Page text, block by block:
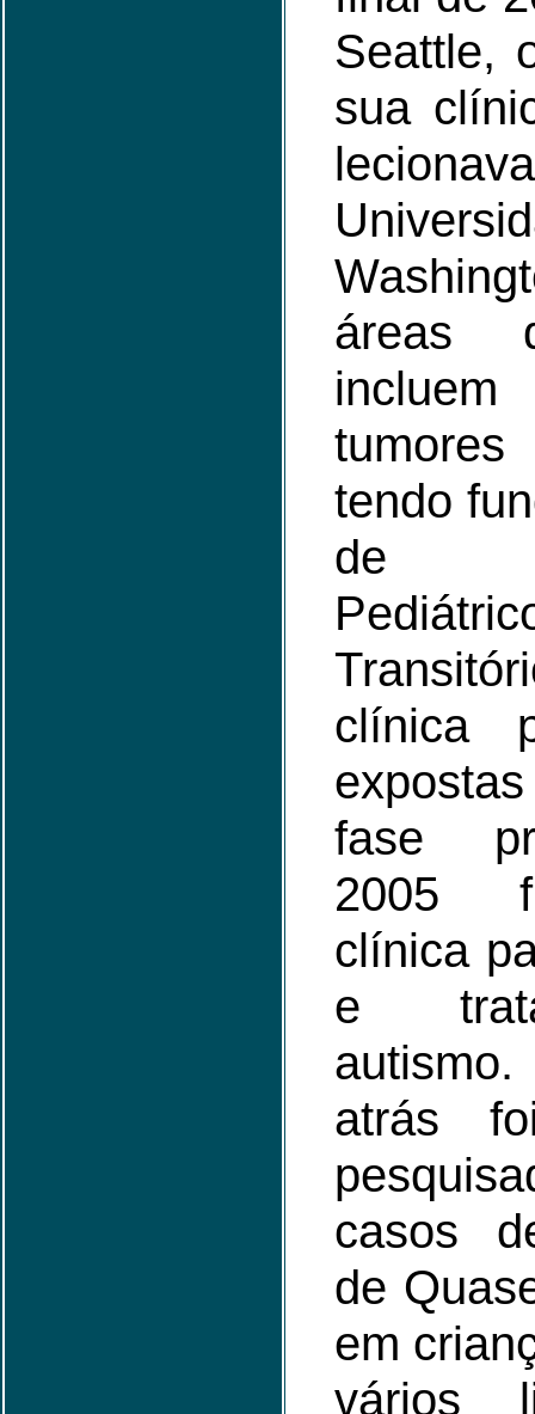
Seattle,
sua
áreas
tendo
de
clínica
fase
2005
clínica
e
atrás
casos
de
em
vários